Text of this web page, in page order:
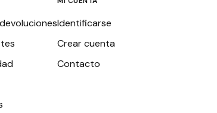
Identificarse
Crear cuenta
Contacto